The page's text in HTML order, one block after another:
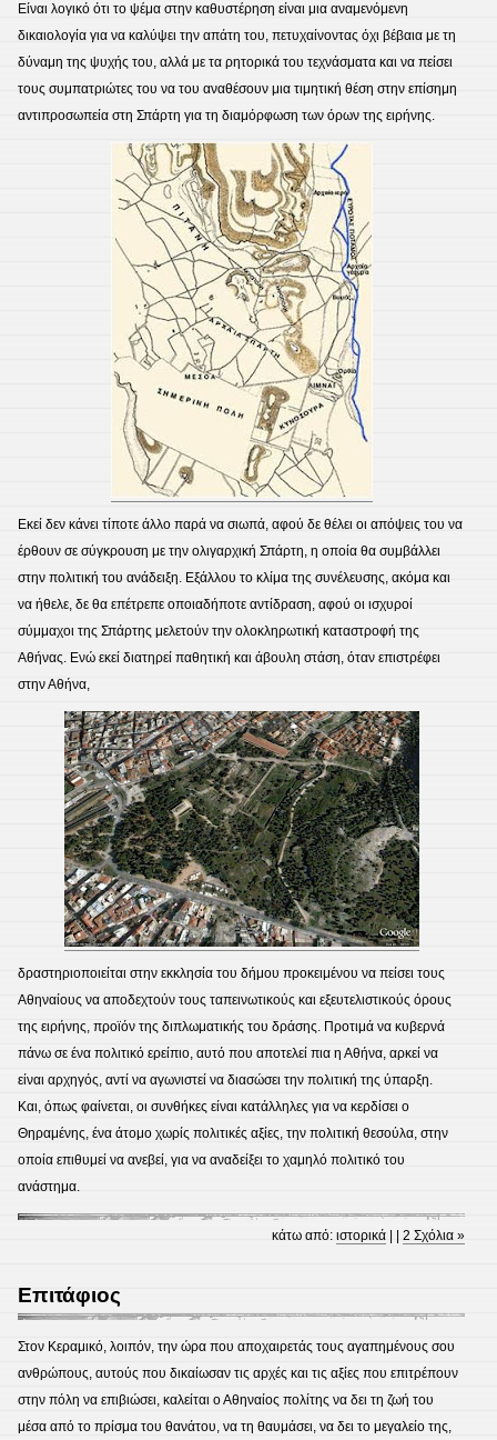
Είναι λογικό ότι το ψέμα στην καθυστέρηση είναι μια αναμενόμενη
δικαιολογία για να καλύψει την απάτη του, πετυχαίνοντας όχι βέβαια με τη
δύναμη της ψυχής του, αλλά με τα ρητορικά του τεχνάσματα και να πείσει
τους συμπατριώτες του να του αναθέσουν μια τιμητική θέση στην επίσημη
αντιπροσωπεία στη Σπάρτη για τη διαμόρφωση των όρων της ειρήνης.
Εκεί δεν κάνει τίποτε άλλο παρά να σιωπά, αφού δε θέλει οι απόψεις του να
έρθουν σε σύγκρουση με την ολιγαρχική Σπάρτη, η οποία θα συμβάλλει
στην πολιτική του ανάδειξη. Εξάλλου το κλίμα της συνέλευσης, ακόμα και
να ήθελε, δε θα επέτρεπε οποιαδήποτε αντίδραση, αφού οι ισχυροί
σύμμαχοι της Σπάρτης μελετούν την ολοκληρωτική καταστροφή της
Αθήνας. Ενώ εκεί διατηρεί παθητική και άβουλη στάση, όταν επιστρέφει
στην Αθήνα,
δραστηριοποιείται στην εκκλησία του δήμου προκειμένου να πείσει τους
Αθηναίους να αποδεχτούν τους ταπεινωτικούς και εξευτελιστικούς όρους
της ειρήνης, προϊόν της διπλωματικής του δράσης. Προτιμά να κυβερνά
πάνω σε ένα πολιτικό ερείπιο, αυτό που αποτελεί πια η Αθήνα, αρκεί να
είναι αρχηγός, αντί να αγωνιστεί να διασώσει την πολιτική της ύπαρξη.
Και, όπως φαίνεται, οι συνθήκες είναι κατάλληλες για να κερδίσει ο
Θηραμένης, ένα άτομο χωρίς πολιτικές αξίες, την πολιτική θεσούλα, στην
οποία επιθυμεί να ανεβεί, για να αναδείξει το χαμηλό πολιτικό του
ανάστημα.
κάτω από:ιστορικά | |2 Σχόλια »
Επιτάφιος
Στον Κεραμικό, λοιπόν, την ώρα που αποχαιρετάς τους αγαπημένους σου
ανθρώπους, αυτούς που δικαίωσαν τις αρχές και τις αξίες που επιτρέπουν
στην πόλη να επιβιώσει, καλείται ο Αθηναίος πολίτης να δει τη ζωή του
μέσα από το πρίσμα του θανάτου, να τη θαυμάσει, να δει το μεγαλείο της,